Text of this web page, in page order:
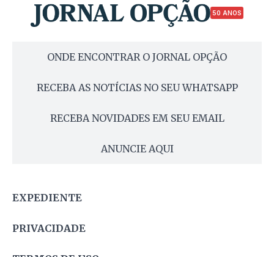
50 ANOS
ONDE ENCONTRAR O JORNAL OPÇÃO
RECEBA AS NOTÍCIAS NO SEU WHATSAPP
RECEBA NOVIDADES EM SEU EMAIL
ANUNCIE AQUI
EXPEDIENTE
PRIVACIDADE